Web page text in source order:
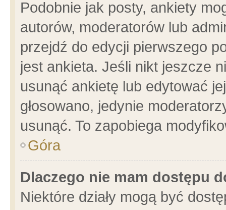
Podobnie jak posty, ankiety
autorów, moderatorów lub
przejdź do edycji pierwszego
jest ankieta. Jeśli nikt jeszcze
usunąć ankietę lub edytować
głosowano, jedynie
usunąć. To zapobiega
Góra
Dlaczego nie mam dostępu
Niektóre działy mogą być